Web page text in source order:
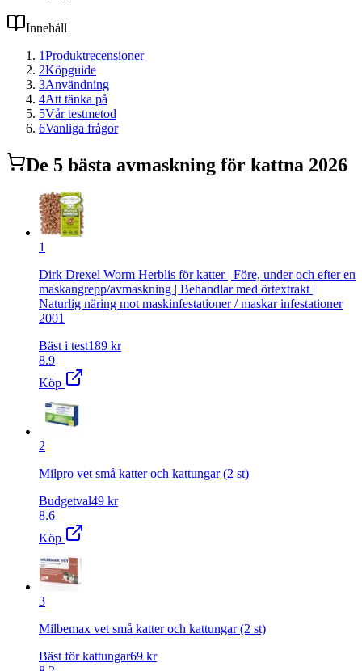
Innehåll
1Produktrecensioner
2Köpguide
3Användning
4Att tänka på
5Vår testmetod
6Vanliga frågor
De 5 bästa avmaskning för kattna 2026
1
Dirk Drexel Worm Herblis för katter | Före, under och efter en
maskangrepp/avmaskning | Behandlar med örtextrakt |
Naturlig näring mot maskinfestationer / maskar infestationer
2001
Bäst i test189 kr
8.9
Köp
2
Milpro vet små katter och kattungar (2 st)
Budgetval49 kr
8.6
Köp
3
Milbemax vet små katter och kattungar (2 st)
Bäst för kattungar69 kr